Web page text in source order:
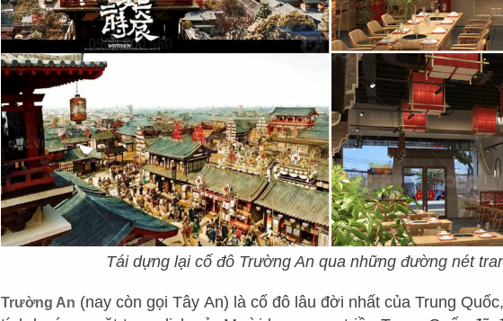
Tái dựng lại cố đô Trường An qua những đường nét
Trường An (nay còn gọi Tây An) là cố đô lâu đời nhất của Trung
DỰ ÁN
CÁC DỰ ÁN
NHÀ HÀNG HOA